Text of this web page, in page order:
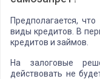
Предполагается,
виды кредитов. В
кредитов и займов.
На залоговые
действовать не